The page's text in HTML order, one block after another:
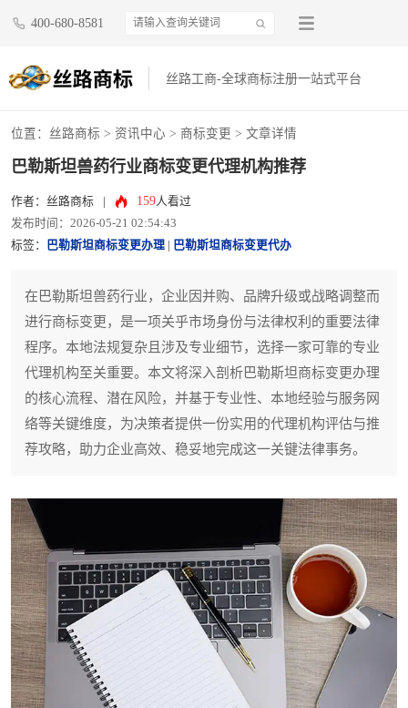
400-680-8581
丝路工商-全球商标注册一站式平台
位置： 丝路商标 > 资讯中心 > 商标变更 > 文章详情
巴勒斯坦兽药行业商标变更代理机构推荐
作者：丝路商标 159人看过
发布时间：2026-05-21 02:54:43
标签：
巴勒斯坦商标变更办理 巴勒斯坦商标变更代办
在巴勒斯坦兽药行业，企业因并购、品牌升级或战略调整而
进行商标变更，是一项关乎市场身份与法律权利的重要法律
程序。本地法规复杂且涉及专业细节，选择一家可靠的专业
代理机构至关重要。本文将深入剖析巴勒斯坦商标变更办理
的核心流程、潜在风险，并基于专业性、本地经验与服务网
络等关键维度，为决策者提供一份实用的代理机构评估与推
荐攻略，助力企业高效、稳妥地完成这一关键法律事务。